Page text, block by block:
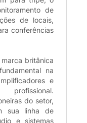
de
de locais,
conferências
britânica
na
e
do setor,
sua linha de
e sistemas